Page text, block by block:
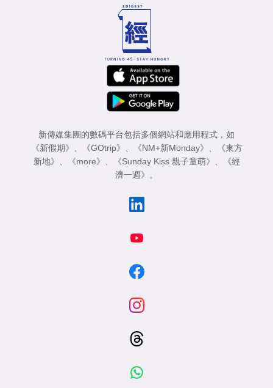
新傳媒集團的數碼平台包括多個網站和應用程式，如
《新假期》 、 《GOtrip》 、 《NM+新Monday》 、
《東方
新地》 、 《more》 、 《Sunday Kiss 親子童萌》 、
《經
濟一週》 。